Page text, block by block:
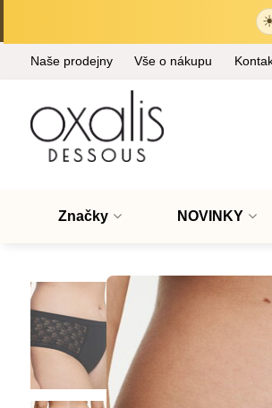
Naše prodejny Vše o nákupu
Značky NOVINKY